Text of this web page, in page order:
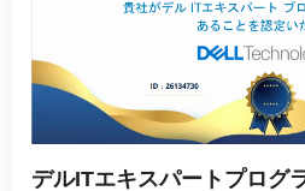
デルITエキスパートプログ